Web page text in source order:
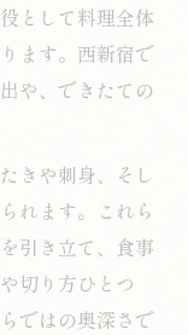
として料理全体
ます。西新宿で
や、できたての
きや刺身、そし
れます。これら
引き立て、食事
切り方ひとつ
ではの奥深さで